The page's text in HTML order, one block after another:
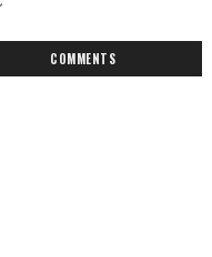
COMMENTS